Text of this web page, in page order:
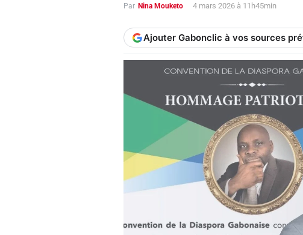
Par Nina Mouketo 4 mars 2026 à 11h45min
Ajouter Gabonclic à vos sources